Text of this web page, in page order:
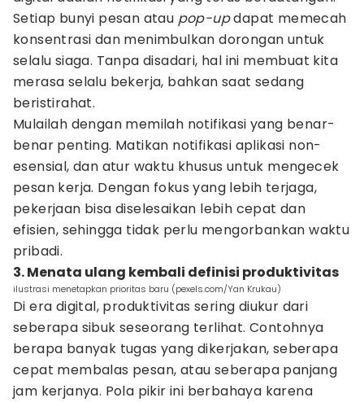
Setiap bunyi pesan atau pop-updapat memecah
konsentrasi dan menimbulkan dorongan untuk
selalu siaga. Tanpa disadari, hal ini membuat kita
merasa selalu bekerja, bahkan saat sedang
beristirahat.
Mulailah dengan memilah notifikasi yang benar-
benar penting. Matikan notifikasi aplikasi non-
esensial, dan atur waktu khusus untuk mengecek
pesan kerja. Dengan fokus yang lebih terjaga,
pekerjaan bisa diselesaikan lebih cepat dan
efisien, sehingga tidak perlu mengorbankan waktu
pribadi.
3. Menata ulang kembali definisi produktivitas
ilustrasi menetapkan prioritas baru (pexels.com/Yan Krukau)
Di era digital, produktivitas sering diukur dari
seberapa sibuk seseorang terlihat. Contohnya
berapa banyak tugas yang dikerjakan, seberapa
cepat membalas pesan, atau seberapa panjang
jam kerjanya. Pola pikir ini berbahaya karena